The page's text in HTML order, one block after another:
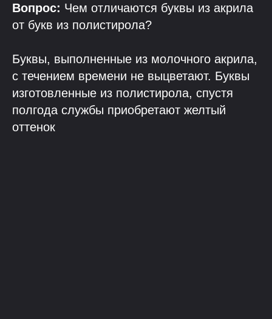
Вопрос: Чем отличаются буквы из акрила
от букв из полистирола?
Буквы, выполненные из молочного акрила,
с течением времени не выцветают. Буквы
изготовленные из полистирола, спустя
полгода службы приобретают желтый
оттенок